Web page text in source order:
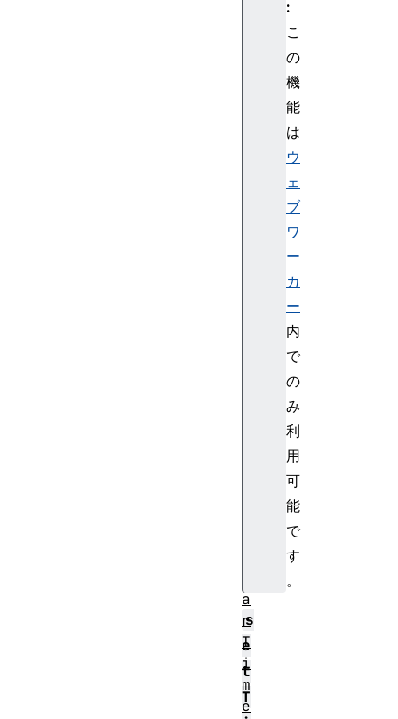
:
こ
の
機
能
は
ウ
ェ
ブ
ワ
ー
カ
ー
内
で
の
み
利
用
可
能
で
す
。
s
e
t
T
a
r
T
i
m
e